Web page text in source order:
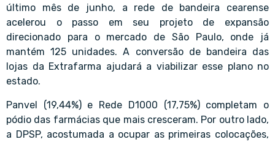
último mês de junho, a rede de bandeira cearense
acelerou o passo em seu projeto de expansão
direcionado para o mercado de São Paulo, onde já
mantém 125 unidades. A conversão de bandeira das
lojas da Extrafarma ajudará a viabilizar esse plano no
estado.
Panvel (19,44%) e Rede D1000 (17,75%) completam o
pódio das farmácias que mais cresceram. Por outro lado,
a DPSP, acostumada a ocupar as primeiras colocações,